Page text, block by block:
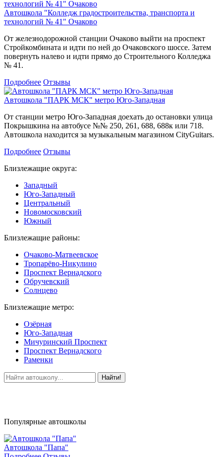
Автошкола "Колледж градостроительства, транспорта и
технологий № 41" Очаково
От железнодорожной станции Очаково выйти на проспект
Стройкомбината и идти по ней до Очаковского шоссе. Затем
повернуть налево и идти прямо до Строительного Колледжа
№ 41.
Подробнее Отзывы
Автошкола "ПАРК МСК" метро Юго-Западная
От станции метро Юго-Западная доехать до остановки улица
Покрышкина на автобусе №№ 250, 261, 688, 688к или 718.
Автошкола находится за музыкальным магазином CityGuitars.
Подробнее Отзывы
Близлежащие округа:
Западный
Юго-Западный
Центральный
Новомосковский
Южный
Близлежащие районы:
Очаково-Матвеевское
Тропарёво-Никулино
Проспект Вернадского
Обручевский
Солнцево
Близлежащие метро:
Озёрная
Юго-Западная
Мичуринский Проспект
Проспект Вернадского
Раменки
Найти!
Популярные автошколы
Автошкола "Папа"